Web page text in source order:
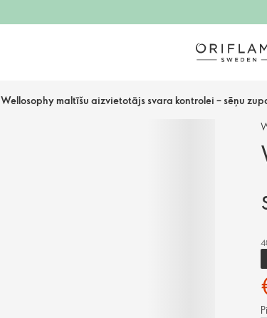
Wellosophy maltīšu aizvietotājs svara kontrolei – sēņu